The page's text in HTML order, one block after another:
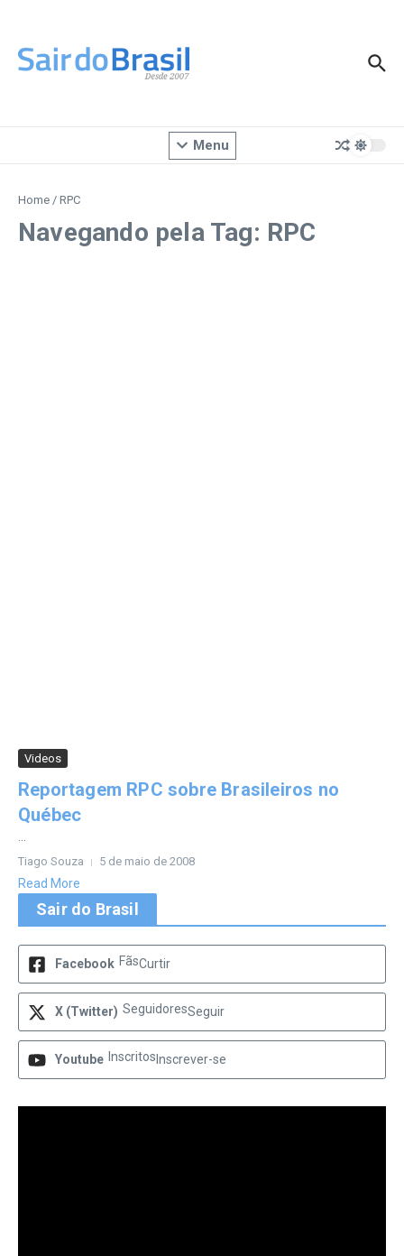
Menu
Home / RPC
Navegando pela Tag: RPC
Videos
Reportagem RPC sobre Brasileiros no
Québec
Tiago Souza 5 de maio de 2008
Read More
Sair do Brasil
Facebook FãsCurtir
X (Twitter) SeguidoresSeguir
Youtube Inscritos Inscrever-se